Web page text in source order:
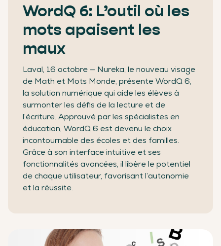
WordQ 6: L’outil où les
mots apaisent les
maux
Laval, 16 octobre — Nureka, le nouveau visage
de Math et Mots Monde, présente WordQ 6,
la solution numérique qui aide les élèves à
surmonter les défis de la lecture et de
l’écriture. Approuvé par les spécialistes en
éducation, WordQ 6 est devenu le choix
incontournable des écoles et des familles.
Grâce à son interface intuitive et ses
fonctionnalités avancées, il libère le potentiel
de chaque utilisateur, favorisant l’autonomie
et la réussite.